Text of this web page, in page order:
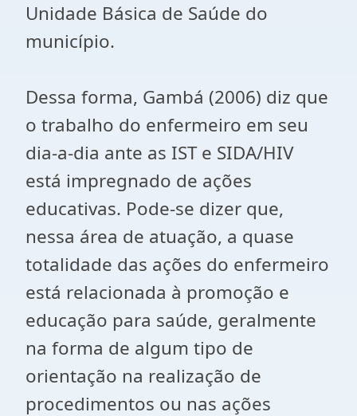
Unidade Básica de Saúde do
município.
Dessa forma, Gambá (2006) diz que
o trabalho do enfermeiro em seu
dia-a-dia ante as IST e SIDA/HIV
está impregnado de ações
educativas. Pode-se dizer que,
nessa área de atuação, a quase
totalidade das ações do enfermeiro
está relacionada à promoção e
educação para saúde, geralmente
na forma de algum tipo de
orientação na realização de
procedimentos ou nas ações